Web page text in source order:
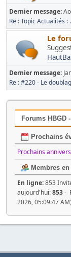
Dernier message:
Re : Topic Actualités :
Le
Dernier message:
Re : #220 - Le
Forums HBGD
Prochains
Prochains
Membres
En ligne:853
aujourd'hui:853-
2026, 05:09:47 AM)